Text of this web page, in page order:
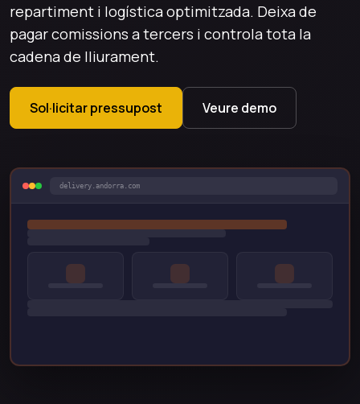
repartiment i logística optimitzada. Deixa de
pagar comissions a tercers i controla tota la
cadena de lliurament.
Sol·licitar pressupost Veure demo
delivery.andorra.com